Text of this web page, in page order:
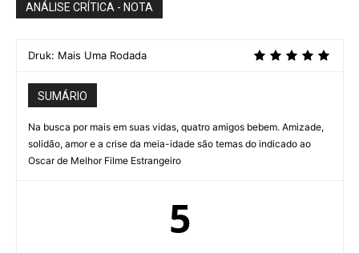
ANÁLISE CRÍTICA - NOTA
Druk: Mais Uma Rodada
SUMÁRIO
Na busca por mais em suas vidas, quatro amigos bebem. Amizade,
solidão, amor e a crise da meia-idade são temas do indicado ao
Oscar de Melhor Filme Estrangeiro
5